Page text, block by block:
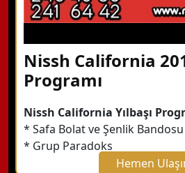
Nissh California
Programı
Nissh California Yılbaşı
* Safa Bolat ve Şenlik Bandosu
* Grup Paradoks
Hemen